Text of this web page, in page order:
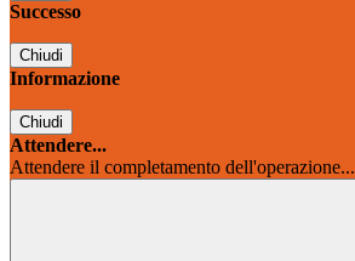
Successo
Chiudi
Informazione
Chiudi
Attendere...
Attendere il completamento dell'operazione...